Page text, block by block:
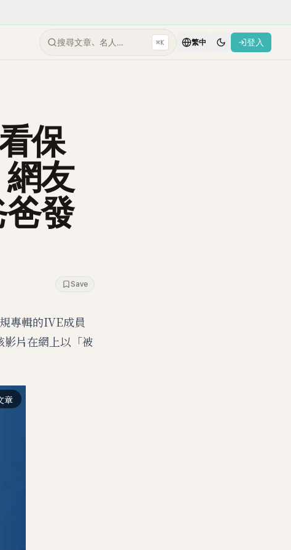
搜尋文章、名人… ⌘K 繁中 登入
保
網友
爸發
Save
專輯的IVE成員
片在網上以「被
章